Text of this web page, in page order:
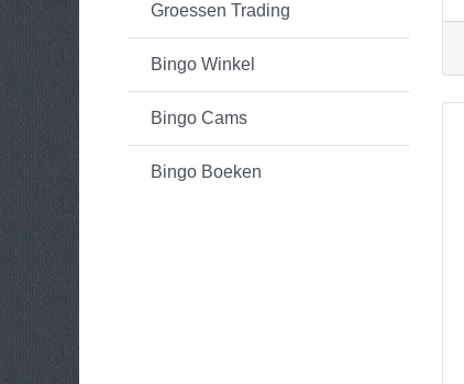
Groessen Trading
Bingo Winkel
Bingo Cams
Bingo Boeken